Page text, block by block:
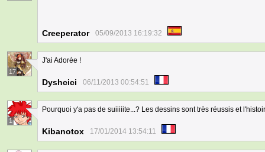
Creeperator 05/09/2013 16:19:32
17
J'ai Adorée !
Dyshcici 06/11/2013 00:54:51
1
Pourquoi y'a pas de suiiiiite...? Les dessins sont très réussis et
Kibanotox 17/01/2014 13:54:11